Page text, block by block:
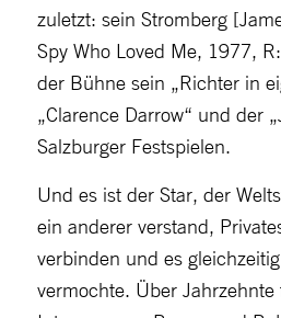
zuletzt: sein Stromberg
Spy Who Loved Me, 1977,
der Bühne sein „Richter in
„Clarence Darrow“ und der
Salzburger Festspielen.
Und es ist der Star, der
ein anderer verstand,
verbinden und es
vermochte. Über